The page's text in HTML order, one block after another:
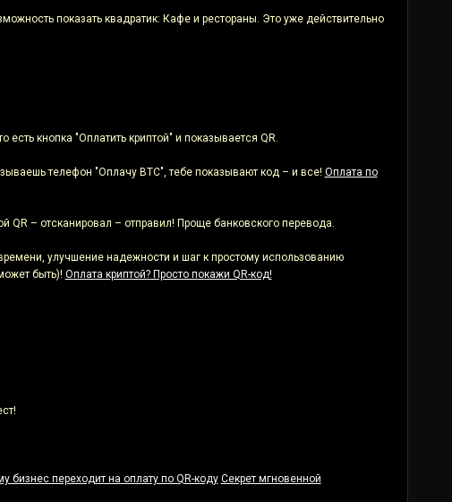
показать квадратик: Кафе и рестораны. Это уже действительно
кнопка "Оплатить криптой" и показывается QR.
телефон "Оплачу BTC", тебе показывают код – и все! Оплата по
– отсканировал – отправил! Проще банковского перевода.
улучшение надежности и шаг к простому использованию
быть)! Оплата криптой? Просто покажи QR-код!
бизнес переходит на оплату по QR-коду Секрет мгновенной